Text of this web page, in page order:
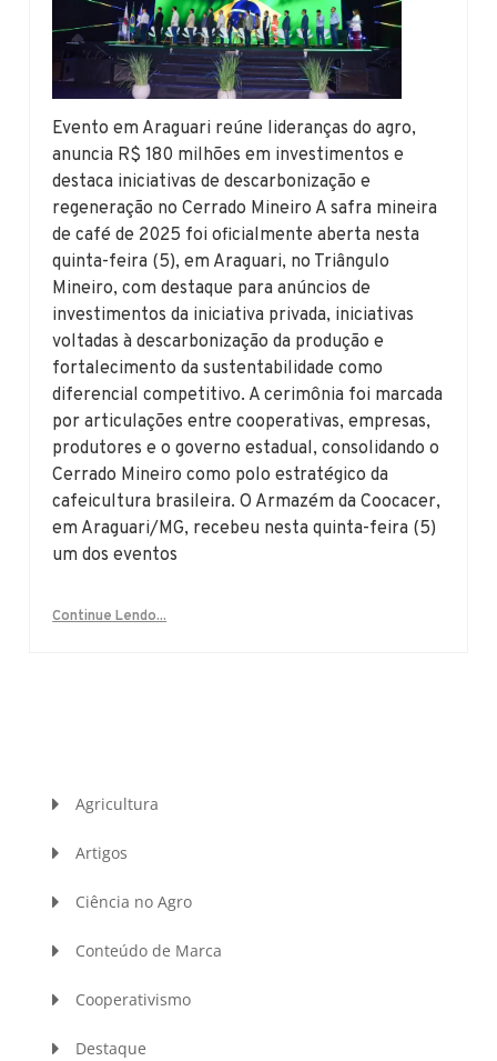
Evento em Araguari reúne lideranças do agro,
anuncia R$ 180 milhões em investimentos e
destaca iniciativas de descarbonização e
regeneração no Cerrado Mineiro A safra mineira
de café de 2025 foi oficialmente aberta nesta
quinta-feira (5), em Araguari, no Triângulo
Mineiro, com destaque para anúncios de
investimentos da iniciativa privada, iniciativas
voltadas à descarbonização da produção e
fortalecimento da sustentabilidade como
diferencial competitivo. A cerimônia foi marcada
por articulações entre cooperativas, empresas,
produtores e o governo estadual, consolidando o
Cerrado Mineiro como polo estratégico da
cafeicultura brasileira. O Armazém da Coocacer,
em Araguari/MG, recebeu nesta quinta-feira (5)
um dos eventos
Continue Lendo...
Agricultura
Artigos
Ciência no Agro
Conteúdo de Marca
Cooperativismo
Destaque